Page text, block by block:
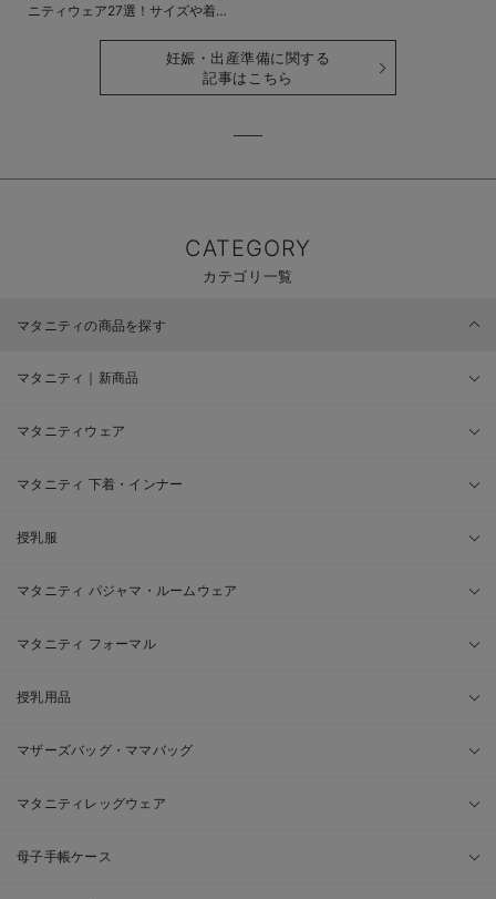
ニティウェア27選！サイズや着る
妊娠・出産準備に関する
記事はこちら
CATEGORY
カテゴリ一覧
マタニティの商品を探す
マタニティ｜新商品
マタニティウェア
マタニティ 下着・インナー
授乳服
マタニティ パジャマ・ルームウェア
マタニティ フォーマル
授乳用品
マザーズバッグ・ママバッグ
マタニティレッグウェア
母子手帳ケース